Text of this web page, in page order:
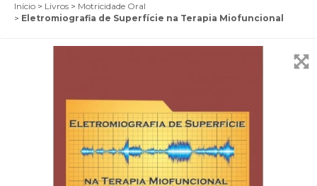
Início > Livros > Motricidade Oral
> Eletromiografia de Superfície na Terapia Miofuncional